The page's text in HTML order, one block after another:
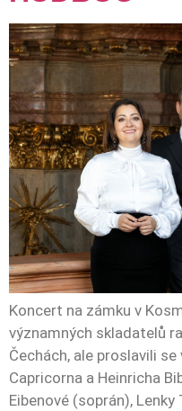
Koncert na zámku v
významných skladatelů
Čechách, ale proslavili
Capricorna a Heinricha
Eibenové (soprán),